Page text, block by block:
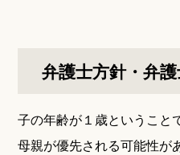
弁護士方針・弁
子の年齢が１歳ということ
母親が優先される可能性が